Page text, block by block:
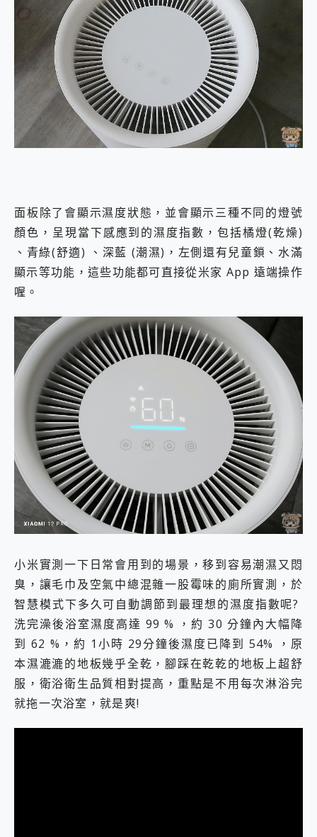
面板除了會顯示濕度狀態，並會顯示三種不同的燈號
顏色，呈現當下感應到的濕度指數，包括橘燈(乾燥)
、青綠(舒適) 、深藍 (潮濕)，左側還有兒童鎖、水滿
顯示等功能，這些功能都可直接從米家 App 遠端操作
喔。
小米實測一下日常會用到的場景，移到容易潮濕又悶
臭，讓毛巾及空氣中總混雜一股霉味的廁所實測，於
智慧模式下多久可自動調節到最理想的濕度指數呢?
洗完澡後浴室濕度高達 99 % ，約 30 分鐘內大幅降
到 62 %，約 1小時 29分鐘後濕度已降到 54% ，原
本濕漉漉的地板幾乎全乾，腳踩在乾乾的地板上超舒
服，衛浴衛生品質相對提高，重點是不用每次淋浴完
就拖一次浴室，就是爽!